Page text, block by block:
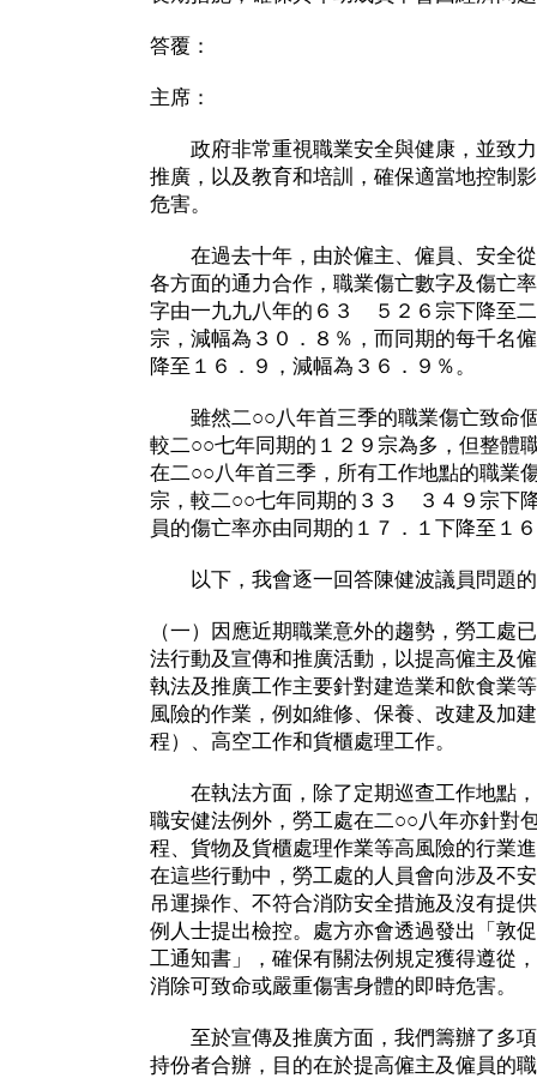
答覆：
主席：
政府非常重視職業安全與健康，並致力
推廣，以及教育和培訓，確保適當地控制
危害。
在過去十年，由於僱主、僱員、安全從
各方面的通力合作，職業傷亡數字及傷亡
字由一九九八年的６３ ５２６宗下降至
宗，減幅為３０．８％，而同期的每千名
降至１６．９，減幅為３６．９％。
雖然二○○八年首三季的職業傷亡致命
較二○○七年同期的１２９宗為多，但整體
在二○○八年首三季，所有工作地點的職
宗，較二○○七年同期的３３ ３４９宗下
員的傷亡率亦由同期的１７．１下降至１
以下，我會逐一回答陳健波議員問題的
（一）因應近期職業意外的趨勢，勞工處
法行動及宣傳和推廣活動，以提高僱主及
執法及推廣工作主要針對建造業和飲食業
風險的作業，例如維修、保養、改建及加
程）、高空工作和貨櫃處理工作。
在執法方面，除了定期巡查工作地點，
職安健法例外，勞工處在二○○八年亦針對
程、貨物及貨櫃處理作業等高風險的行業
在這些行動中，勞工處的人員會向涉及不
吊運操作、不符合消防安全措施及沒有提
例人士提出檢控。處方亦會透過發出「敦
工通知書」，確保有關法例規定獲得遵從
消除可致命或嚴重傷害身體的即時危害。
至於宣傳及推廣方面，我們籌辦了多項
持份者合辦，目的在於提高僱主及僱員的